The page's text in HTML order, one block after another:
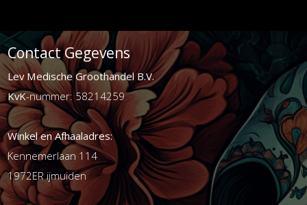
Contact Gegevens
Lev Medische Groothandel B.V.
KvK-nummer: 58214259
Winkel en Afhaaladres:
Kennemerlaan 114
1972ER ijmuiden